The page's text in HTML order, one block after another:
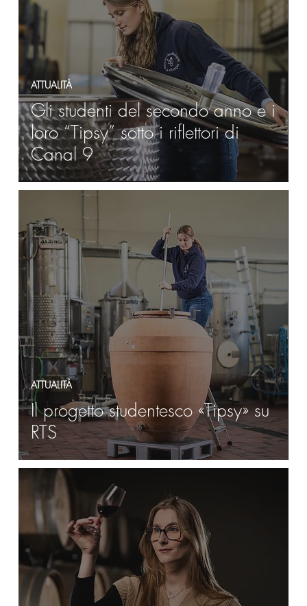
Gli studenti del secondo anno e i
loro “Tipsy” sotto i riflettori di
Canal 9
ATTUALITÀ
Il progetto studentesco «Tipsy» su
RTS
ATTUALITÀ